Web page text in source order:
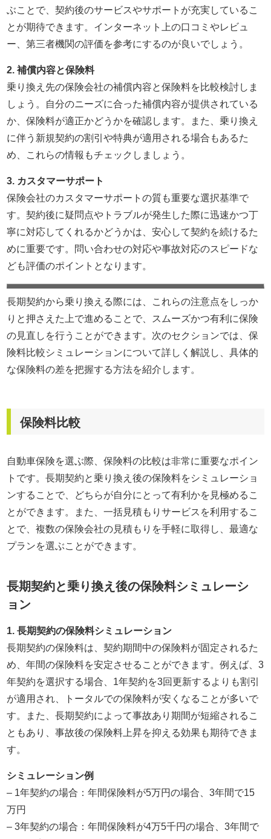
ぶことで、契約後のサービスやサポートが充実しているこ
とが期待できます。インターネット上の口コミやレビュ
ー、第三者機関の評価を参考にするのが良いでしょう。
2. 補償内容と保険料
乗り換え先の保険会社の補償内容と保険料を比較検討しま
しょう。自分のニーズに合った補償内容が提供されている
か、保険料が適正かどうかを確認します。また、乗り換え
に伴う新規契約の割引や特典が適用される場合もあるた
め、これらの情報もチェックしましょう。
3. カスタマーサポート
保険会社のカスタマーサポートの質も重要な選択基準で
す。契約後に疑問点やトラブルが発生した際に迅速かつ丁
寧に対応してくれるかどうかは、安心して契約を続けるた
めに重要です。問い合わせの対応や事故対応のスピードな
ども評価のポイントとなります。
長期契約から乗り換える際には、これらの注意点をしっか
りと押さえた上で進めることで、スムーズかつ有利に保険
の見直しを行うことができます。次のセクションでは、保
険料比較シミュレーションについて詳しく解説し、具体的
な保険料の差を把握する方法を紹介します。
保険料比較
自動車保険を選ぶ際、保険料の比較は非常に重要なポイン
トです。長期契約と乗り換え後の保険料をシミュレーショ
ンすることで、どちらが自分にとって有利かを見極めるこ
とができます。また、一括見積もりサービスを利用するこ
とで、複数の保険会社の見積もりを手軽に取得し、最適な
プランを選ぶことができます。
長期契約と乗り換え後の保険料シミュレーシ
ョン
1. 長期契約の保険料シミュレーション
長期契約の保険料は、契約期間中の保険料が固定されるた
め、年間の保険料を安定させることができます。例えば、3
年契約を選択する場合、1年契約を3回更新するよりも割引
が適用され、トータルでの保険料が安くなることが多いで
す。また、長期契約によって事故あり期間が短縮されるこ
ともあり、事故後の保険料上昇を抑える効果も期待できま
す。
シミュレーション例
– 1年契約の場合：年間保険料が5万円の場合、3年間で15
万円
– 3年契約の場合：年間保険料が4万5千円の場合、3年間で